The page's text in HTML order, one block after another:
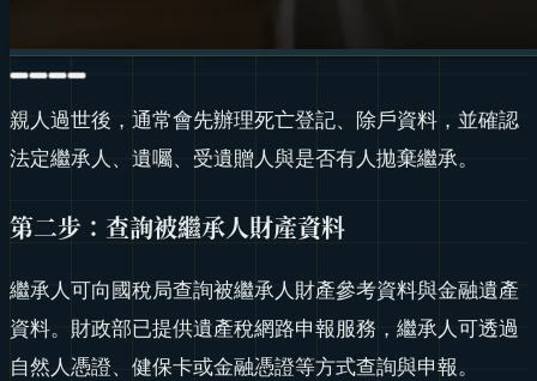
親人過世後，通常會先辦理死亡登記、除戶資料，並確認
法定繼承人、遺囑、受遺贈人與是否有人拋棄繼承。
第二步：查詢被繼承人財產資料
繼承人可向國稅局查詢被繼承人財產參考資料與金融遺產
資料。財政部已提供遺產稅網路申報服務，繼承人可透過
自然人憑證、健保卡或金融憑證等方式查詢與申報。